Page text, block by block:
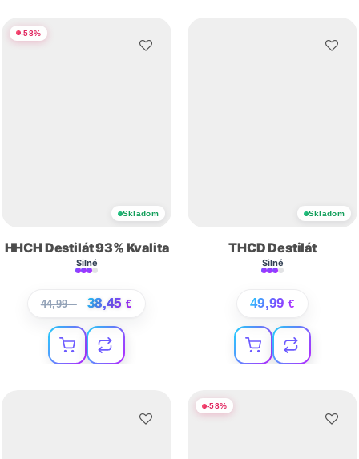
-58%
Skladom
HHCH Destilát 93% Kvalita
Silné
44,99€ 38,45 €
Skladom
THCD Destilát
Silné
49,99 €
-58%